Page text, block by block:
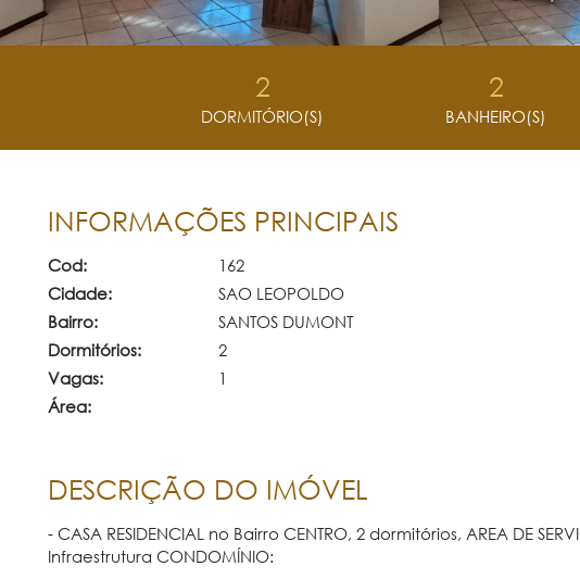
2
DORMITÓRIO(S)
2
BANHEIRO(S)
INFORMAÇÕES PRINCIPAIS
Cod:
162
Cidade:
SAO LEOPOLDO
Bairro:
SANTOS DUMONT
Dormitórios:
2
Vagas:
1
Área:
DESCRIÇÃO DO IMÓVEL
- CASA RESIDENCIAL no Bairro CENTRO, 2 dormitórios, AREA DE
Infraestrutura CONDOMÍNIO: